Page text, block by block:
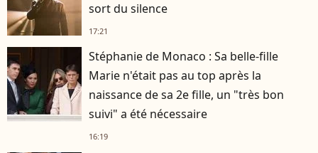
sort du silence
17:21
Stéphanie de Monaco : Sa belle-fille
Marie n'était pas au top après la
naissance de sa 2e fille, un "très bon
suivi" a été nécessaire
16:19